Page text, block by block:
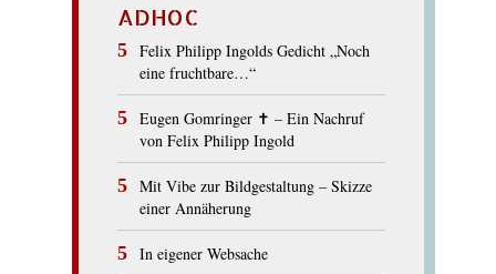
ADHOC
Felix Philipp Ingolds Gedicht „Noch
eine fruchtbare…“
Eugen Gomringer ✝︎ – Ein Nachruf
von Felix Philipp Ingold
Mit Vibe zur Bildgestaltung – Skizze
einer Annäherung
In eigener Websache